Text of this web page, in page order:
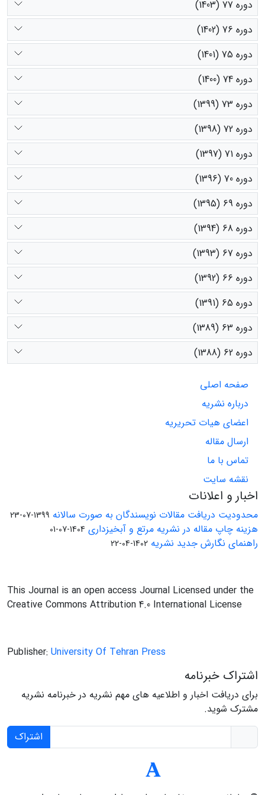
دوره 77 (1403)
دوره 76 (1402)
دوره 75 (1401)
دوره 74 (1400)
دوره 73 (1399)
دوره 72 (1398)
دوره 71 (1397)
دوره 70 (1396)
دوره 69 (1395)
دوره 68 (1394)
دوره 67 (1393)
دوره 66 (1392)
دوره 65 (1391)
دوره 63 (1389)
دوره 62 (1388)
صفحه اصلی
درباره نشریه
اعضای هیات تحریریه
ارسال مقاله
تماس با ما
نقشه سایت
اخبار و اعلانات
محدودیت دریافت مقالات نویسندگان به صورت سالانه 1399-07-23
هزینه چاپ مقاله در نشریه مرتع و آبخیزداری 1404-07-01
راهنمای نگارش جدید نشریه 1402-04-22
This Journal is an open access Journal Licensed under the
Creative Commons Attribution 4.0 International License
Publisher: University Of Tehran Press
اشتراک خبرنامه
برای دریافت اخبار و اطلاعیه های مهم نشریه در خبرنامه نشریه
مشترک شوید.
اشتراک